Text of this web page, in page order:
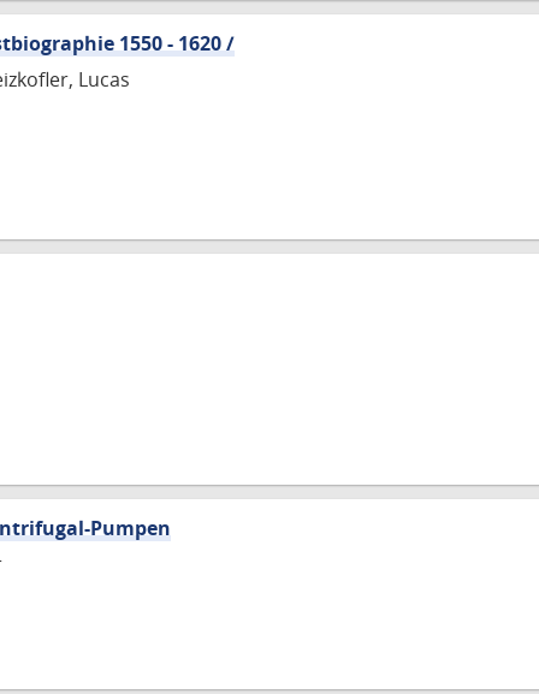
1550 - 1620 /
Lucas
Pumpen